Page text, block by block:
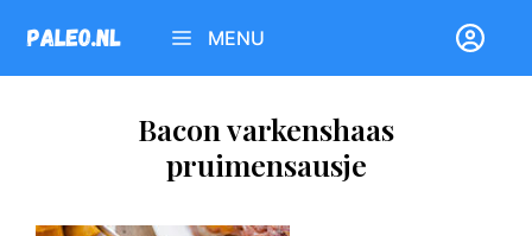
naar
de
MENU
Bacon varkenshaas
pruimensausje